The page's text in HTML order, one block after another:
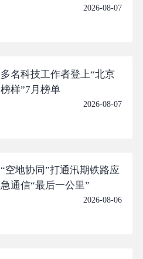
2026-08-07
2026-08-07
多名科技工作者登上“北京
榜样”7月榜单
2026-08-06
“空地协同”打通汛期铁路应
急通信“最后一公里”